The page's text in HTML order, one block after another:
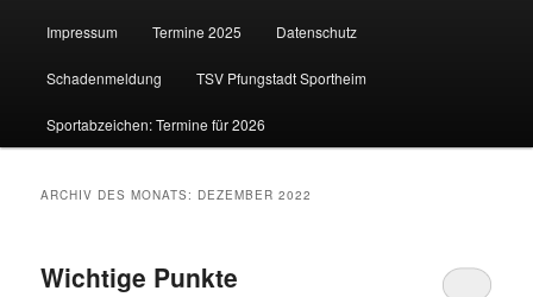
Impressum Termine 2025 Datenschutz
Schadenmeldung TSV Pfungstadt Sportheim
Sportabzeichen: Termine für 2026
ARCHIV DES MONATS: DEZEMBER 2022
Wichtige Punkte